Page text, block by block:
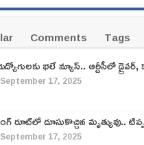
Comments
Tags
భలే న్యూస్.. ఆర్టీసీలో
September 17, 2025
రూట్‌లో దూసుకొచ్చిన మృత్యువు..
September 17, 2025